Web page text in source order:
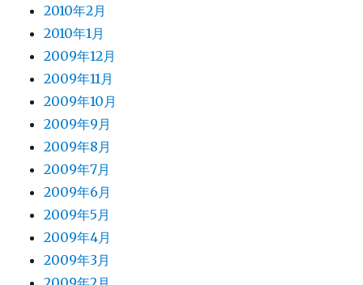
2010年2月
2010年1月
2009年12月
2009年11月
2009年10月
2009年9月
2009年8月
2009年7月
2009年6月
2009年5月
2009年4月
2009年3月